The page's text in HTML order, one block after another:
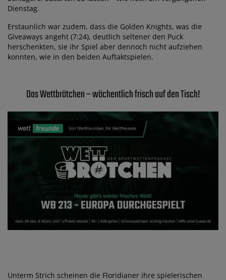
Dienstag.
Erstaunlich war zudem, dass die Golden Knights, was die
Giveaways angeht (7:24), deutlich seltener den Puck
herschenkten, sie ihr Spiel aber dennoch nicht aufziehen
konnten, wie in den beiden Auftaktspielen.
Das Wettbrötchen – wöchentlich frisch auf den Tisch!
Unterm Strich scheinen die Floridianer ihre spielerischen